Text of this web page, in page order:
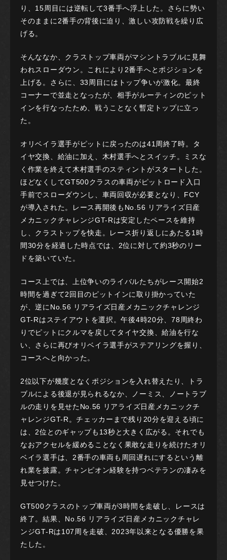
り、15周目には逆転して3番手へ浮上した。さらに勢い
そのままに2番手の背後に迫り、激しい攻防戦を繰り広
げる。
そんななか、クラストップ車両がマシントラブルに見舞
われスローダウン。これにより2番手へとポジションを
上げる。さらに、33周目にはトップ争いが激化。最終
コーナーで並走となったが、相手がルーティンのピット
インを行なったため、戦うことなく暫定トップに立っ
た。
オリベイラ選手がピットに戻ったのは41周終了時。タ
イヤ交換、給油に加え、木村選手へとスイッチ。ミスな
く作業を終えて木村選手のスティントがスタートした。
ほどなくしてGT500クラスの車両がピットロード入口
手前でスローダウンし、車両回収が必要となり、FCY
が導入された。レース再開後もNo.56 リアライズ日産
メカニックチャレンジGT-Rは安定したペースを維持
し、クラストップを快走。レース折り返しにあたる1時
間30分を経過した時点では、2位に対して約3秒のリー
ドを築いていた。
コース上では、上位争いのライバルたちがレース開始2
時間を過ぎて2回目のピットインに取り掛かっていた
が、逆にNo.56 リアライズ日産メカニックチャレンジ
GT-Rはステイアウトを選択。午後4時20分、78周終わ
りでピットにクルマを戻してタイヤ交換、給油を行な
い、さらに再びオリベイラ選手がステアリングを握り、
コースへと向かった。
2位以下が幾度となくポジションを入れ替えたり、トラ
ブルによる後退が見られるなか、ノーミス、ノートラブ
ルの走りを見せたNo.56 リアライズ日産メカニックチ
ャレンジGT-R。チェッカーまで残り20分を迎える頃に
は、2位とのギャップも13秒と大きく広がる。それでも
なおアクセルを緩めることなく果敢な走りを続けたオリ
ベイラ選手は、2番手の車両も周回遅れにするという離
れ業を披露。チャンピオン経験を持つベテランの凄みを
見せつけた。
GT500クラスのトップ車両が3時間を走破し、レースは
終了。結果、No.56 リアライズ日産メカニックチャレ
ンジGT-Rは107周を走破、2023年以来となる優勝を果
たした。